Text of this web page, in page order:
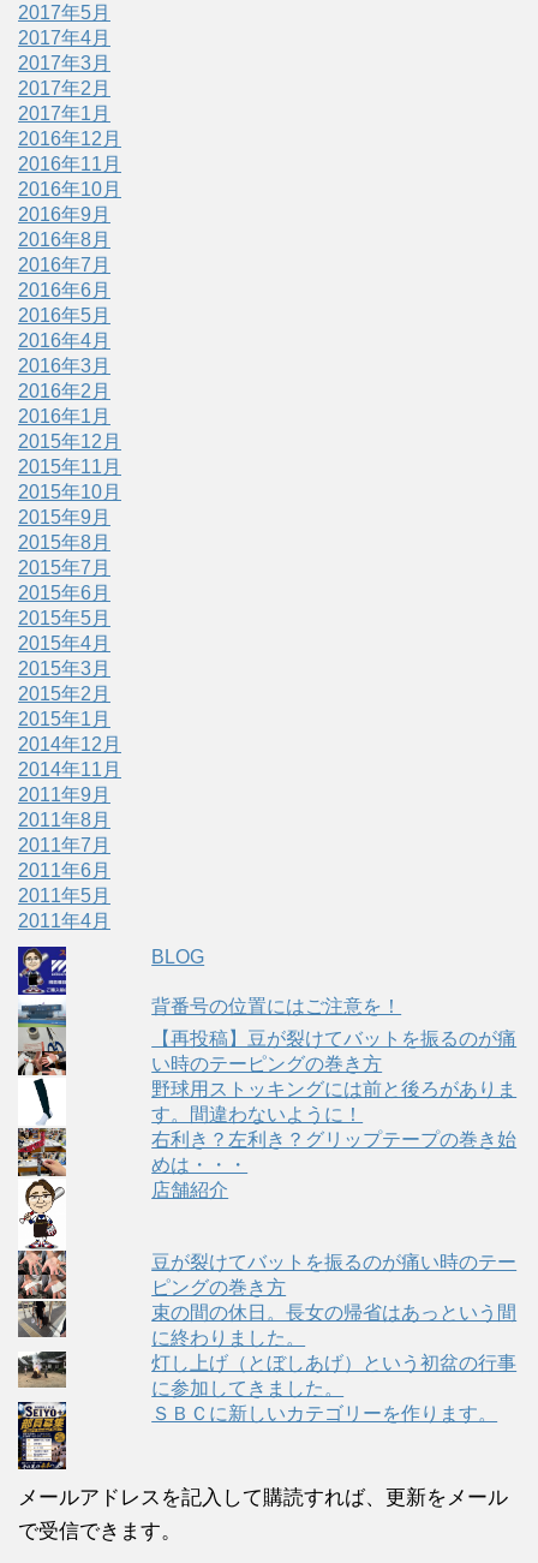
2017年5月
2017年4月
2017年3月
2017年2月
2017年1月
2016年12月
2016年11月
2016年10月
2016年9月
2016年8月
2016年7月
2016年6月
2016年5月
2016年4月
2016年3月
2016年2月
2016年1月
2015年12月
2015年11月
2015年10月
2015年9月
2015年8月
2015年7月
2015年6月
2015年5月
2015年4月
2015年3月
2015年2月
2015年1月
2014年12月
2014年11月
2011年9月
2011年8月
2011年7月
2011年6月
2011年5月
2011年4月
BLOG
背番号の位置にはご注意を！
【再投稿】豆が裂けてバットを振るのが痛
い時のテーピングの巻き方
野球用ストッキングには前と後ろがありま
す。間違わないように！
右利き？左利き？グリップテープの巻き始
めは・・・
店舗紹介
豆が裂けてバットを振るのが痛い時のテー
ピングの巻き方
束の間の休日。長女の帰省はあっという間
に終わりました。
灯し上げ（とぼしあげ）という初盆の行事
に参加してきました。
ＳＢＣに新しいカテゴリーを作ります。
メールアドレスを記入して購読すれば、更新をメール
で受信できます。